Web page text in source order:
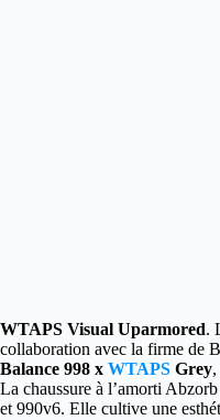
WTAPS Visual Uparmored.
collaboration avec la firme de
Balance 998 x WTAPS Grey
La chaussure à l’amorti
et 990v6. Elle cultive une